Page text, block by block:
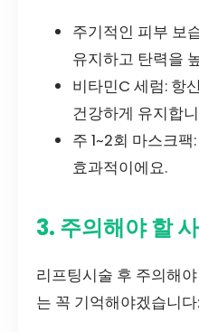
주기적인 피부 보
유지하고 탄력을
비타민C 세럼: 항
건강하게 유지합
주 1~2회 마스크
효과적이에요.
3. 주의해야 할
리프팅시술 후 주의해
는 꼭 기억해야겠습니다: